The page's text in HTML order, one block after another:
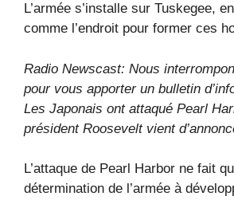
L’armée s’installe sur Tuskegee,
comme l’endroit pour former ces
Radio Newscast: Nous
pour vous apporter un bulletin
Les Japonais ont attaqué Pearl
président Roosevelt vient
L’attaque de Pearl Harbor ne fait
détermination de l’armée à